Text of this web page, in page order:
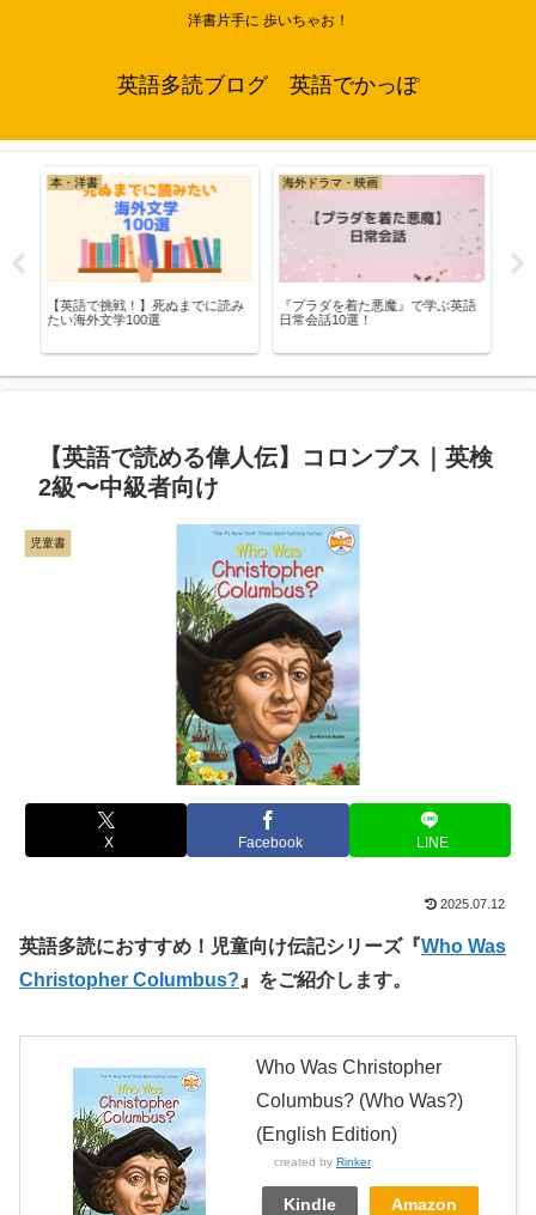
洋書片手に 歩いちゃお！
英語多読ブログ 英語でかっぽ
本・洋書
【英語で挑戦！】死ぬまでに読み
たい海外文学100選
海外ドラマ・映画
『プラダを着た悪魔』で学ぶ英語
日常会話10選！
【英語で読める偉人伝】コロンブス｜英検
2級〜中級者向け
児童書
X Facebook LINE
2025.07.12
英語多読におすすめ！児童向け伝記シリーズ『Who Was
Christopher Columbus? 』をご紹介します。
Who Was Christopher
Columbus? (Who Was?)
(English Edition)
created by Rinker
Kindle Amazon